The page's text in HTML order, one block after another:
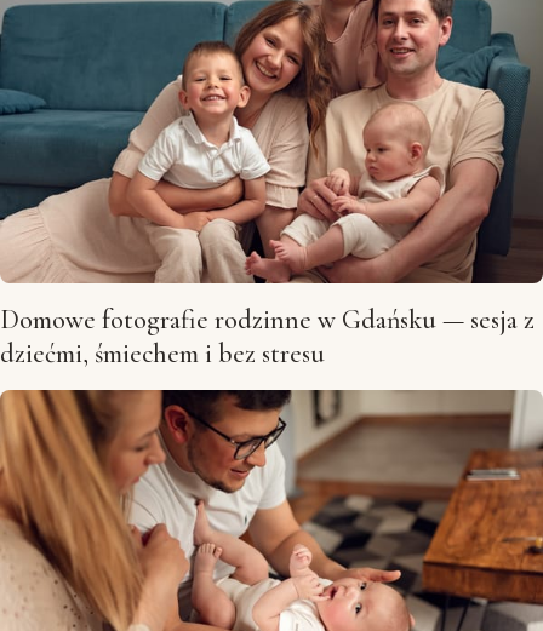
Domowe fotografie rodzinne w Gdańsku — sesja z
dziećmi, śmiechem i bez stresu